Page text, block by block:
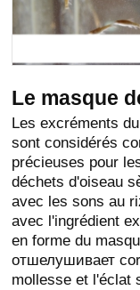
Le masque
Les excréments
sont considérés
précieuses pour
déchets d'oiseau
avec les sons au
avec l'ingrédient
en forme du
отшелушивает
mollesse et l'éclat